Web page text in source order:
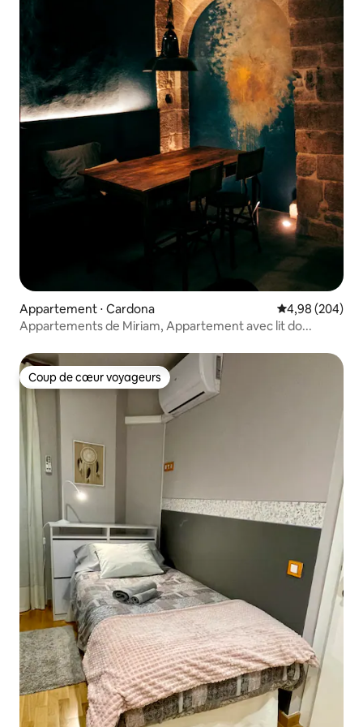
Appartement ⋅ Cardona Évaluation
4,98 (204)
Appartements de Miriam, Appartement avec lit do...
Coup de cœur voyageurs
Coup de cœur voyageurs